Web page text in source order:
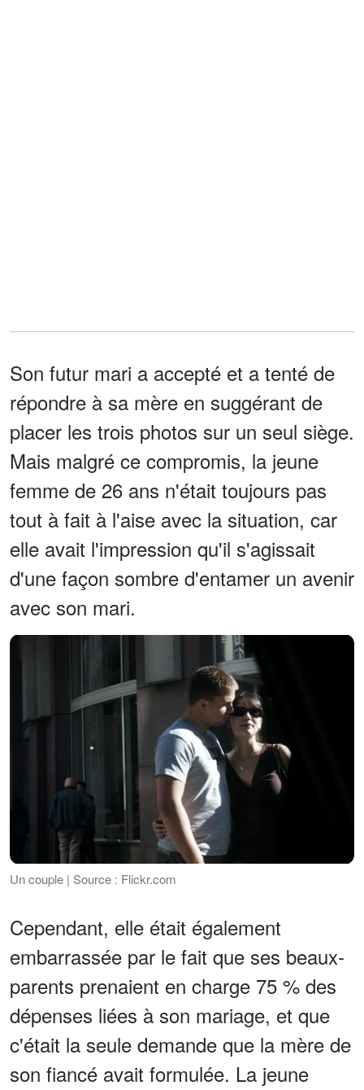
Son futur mari a accepté et a tenté de
répondre à sa mère en suggérant de
placer les trois photos sur un seul siège.
Mais malgré ce compromis, la jeune
femme de 26 ans n'était toujours pas
tout à fait à l'aise avec la situation, car
elle avait l'impression qu'il s'agissait
d'une façon sombre d'entamer un avenir
avec son mari.
Un couple | Source : Flickr.com
Cependant, elle était également
embarrassée par le fait que ses beaux-
parents prenaient en charge 75 % des
dépenses liées à son mariage, et que
c'était la seule demande que la mère de
son fiancé avait formulée. La jeune